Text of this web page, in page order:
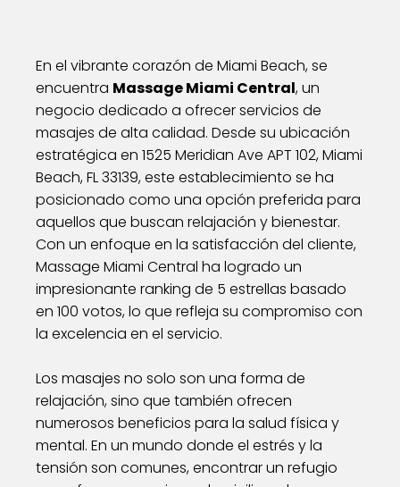
En el vibrante corazón de Miami Beach, se
encuentra Massage Miami Central, un
negocio dedicado a ofrecer servicios de
masajes de alta calidad. Desde su ubicación
estratégica en 1525 Meridian Ave APT 102, Miami
Beach, FL 33139, este establecimiento se ha
posicionado como una opción preferida para
aquellos que buscan relajación y bienestar.
Con un enfoque en la satisfacción del cliente,
Massage Miami Central ha logrado un
impresionante ranking de 5 estrellas basado
en 100 votos, lo que refleja su compromiso con
la excelencia en el servicio.
Los masajes no solo son una forma de
relajación, sino que también ofrecen
numerosos beneficios para la salud física y
mental. En un mundo donde el estrés y la
tensión son comunes, encontrar un refugio